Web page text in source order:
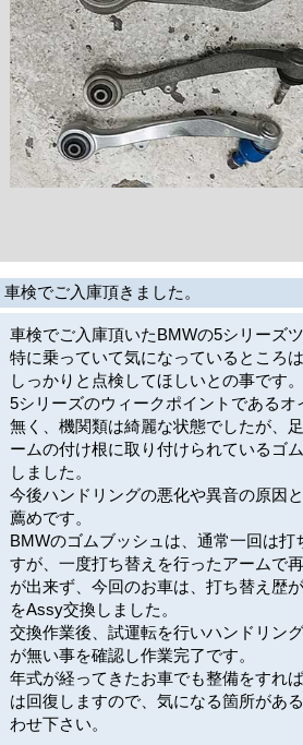
車検でご入庫頂きました。
車検でご入庫頂いたBMWの5シリーズ
特に乗っていて気になっているところ
しっかりと点検してほしいとの事です。
5シリーズのウィークポイントである
無く、機関類は綺麗な状態でしたが、
ームの付け根に取り付けられているゴ
しました。
今後ハンドリングの悪化や異音の原因
薦めです。
BMWのゴムブッシュは、通常一回は打
すが、一度打ち替えを行ったアームで
が出来ず、今回のお車は、打ち替え歴
をAssy交換しました。
交換作業後、試運転を行いハンドリン
が無い事を確認し作業完了です。
年式が経ってきたお車でも整備をすれ
は回復しますので、気になる箇所があ
わせ下さい。